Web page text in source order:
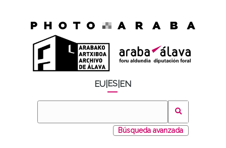
EU ES EN
Búsqueda avanzada